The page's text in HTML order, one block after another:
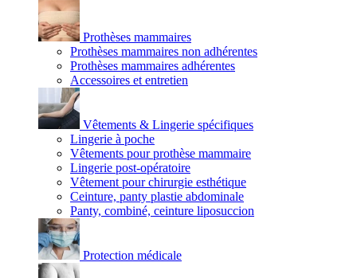
Prothèses mammaires
Prothèses mammaires non adhérentes
Prothèses mammaires adhérentes
Accessoires et entretien
Vêtements & Lingerie spécifiques
Lingerie à poche
Vêtements pour prothèse mammaire
Lingerie post-opératoire
Vêtement pour chirurgie esthétique
Ceinture, panty plastie abdominale
Panty, combiné, ceinture liposuccion
Protection médicale